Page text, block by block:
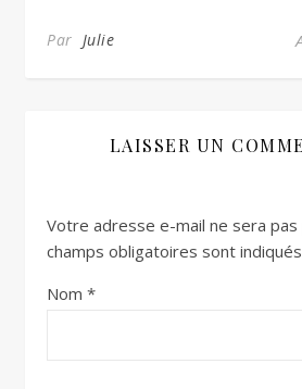
Par Julie
LAISSER UN
Votre adresse e-mail ne sera pas
champs obligatoires sont
Nom *